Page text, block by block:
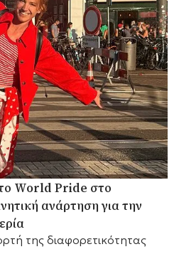
World Pride στο
ανάρτηση για την
της διαφορετικότητας